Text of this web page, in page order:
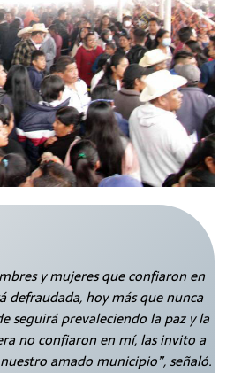
y mujeres que confiaron en
defraudada, hoy más que nunca
seguirá prevaleciendo la paz y la
no confiaron en mí, las invito a
amado municipio”, señaló.